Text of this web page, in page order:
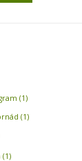
(1)
(1)
(1)